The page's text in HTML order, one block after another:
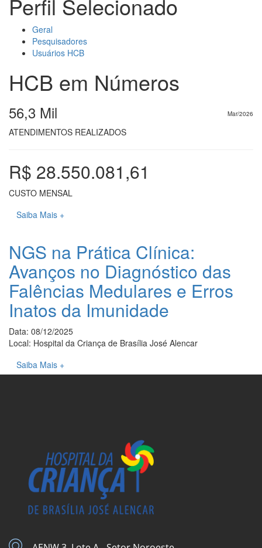
Geral
Pesquisadores
Usuários HCB
HCB em Números
Mar/2026
56,3 Mil
ATENDIMENTOS REALIZADOS
R$ 28.550.081,61
CUSTO MENSAL
Saiba Mais +
NGS na Prática Clínica:
Avanços no Diagnóstico das
Falências Medulares e Erros
Inatos da Imunidade
Data: 08/12/2025
Local: Hospital da Criança de Brasília José Alencar
Saiba Mais +